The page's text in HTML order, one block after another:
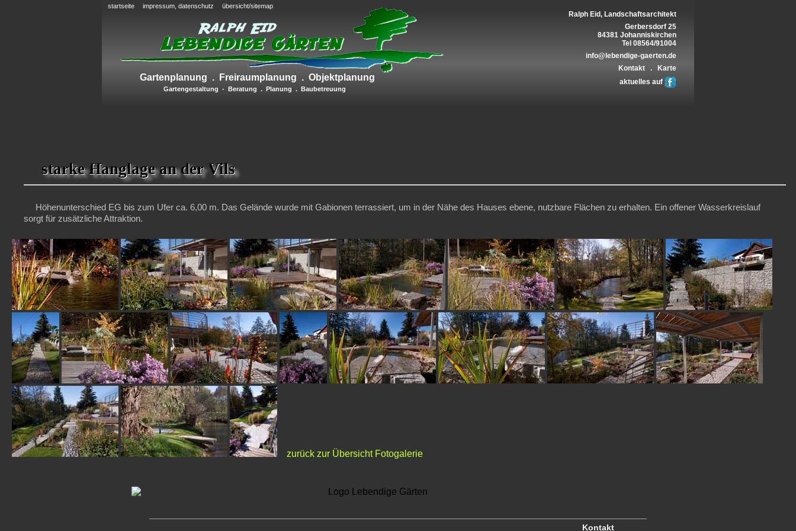
Ralph Eid, Landschaftsarchitekt
Gerbersdorf 25
84381 Johanniskirchen
Tel 08564/91004
info@lebendige-gaerten.de
Kontakt .
Karte
aktuelles auf
startseite impressum, datenschutz übersicht/sitemap
Gartenplanung . Freiraumplanung . Objektplanung
Gartengestaltung - Beratung . Planung . Baubetreuung
starke Hanglage an der Vils
Höhenunterschied EG bis zum Ufer ca. 6,00 m. Das Gelände wurde mit Gabionen terrassiert, um in der Nähe des Hauses ebene, nutzbare Flächen zu erhalten. Ein offener Wasserkreislauf
sorgt für zusätzliche Attraktion.
zurück zur Übersicht Fotogalerie
Kontakt